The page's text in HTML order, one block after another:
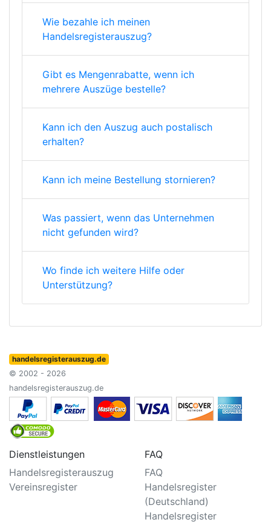
Wie bezahle ich meinen
Handelsregisterauszug?
Gibt es Mengenrabatte, wenn ich
mehrere Auszüge bestelle?
Kann ich den Auszug auch postalisch
erhalten?
Kann ich meine Bestellung stornieren?
Was passiert, wenn das Unternehmen
nicht gefunden wird?
Wo finde ich weitere Hilfe oder
Unterstützung?
handelsregisterauszug.de
© 2002 - 2026
handelsregisterauszug.de
Dienstleistungen
Handelsregisterauszug
Vereinsregister
FAQ
FAQ
Handelsregister
(Deutschland)
Handelsregister